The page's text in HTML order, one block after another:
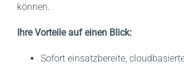
können.
Ihre Vorteile auf einen Blick:
Sofort einsatzbereite,